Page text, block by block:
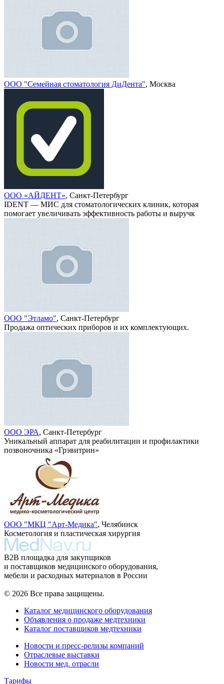
ООО "Семейная стоматология ДиДента", Москва
ООО «АЙДЕНТ», Санкт-Петербург
IDENT — МИС для стоматологических клиник, которая
помогает увеличивать эффективность работы и выручк
ООО "Этламо", Санкт-Петербург
Продажа оптических приборов и их комплектующих.
ООО ЭРА, Санкт-Петербург
Уникальный аппарат для реабилитации и профилактики
позвоночника «Грэвитрин»
ООО "МКЦ "Арт-Медика", Челябинск
Косметология и пластическая хирургия
B2B площадка для закупщиков
и поставщиков медицинского оборудования,
мебели и расходных материалов в России
© 2026 Все права защищены.
Каталог медицинского оборудования
Объявления о продаже медтехники
Каталог поставщиков медтехники
Новости и пресс-релизы компаний
Отраслевые выставки
Новости мед. отрасли
Тарифы